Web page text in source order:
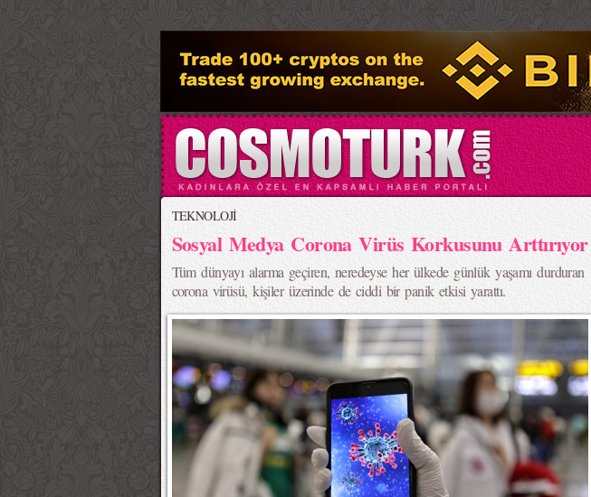
>
TEKNOLOJİ
Sosyal Medya Corona Virüs Korkusunu Arttırıyor
Tüm dünyayı alarma geçiren, neredeyse her ülkede günlük yaşamı durduran
corona virüsü, kişiler üzerinde de ciddi bir panik etkisi yarattı.